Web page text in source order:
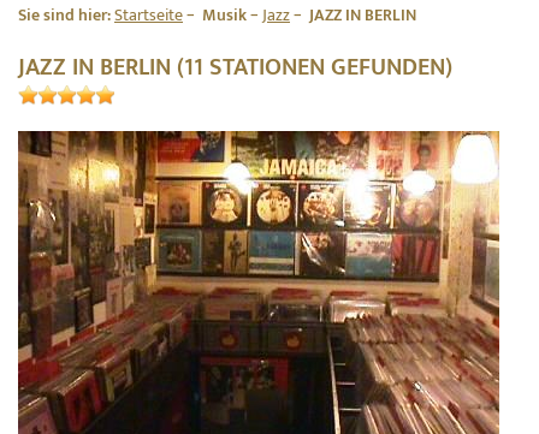
Sie sind hier:Startseite Musik Jazz JAZZ IN BERLIN
JAZZ IN BERLIN (11 STATIONEN GEFUNDEN)